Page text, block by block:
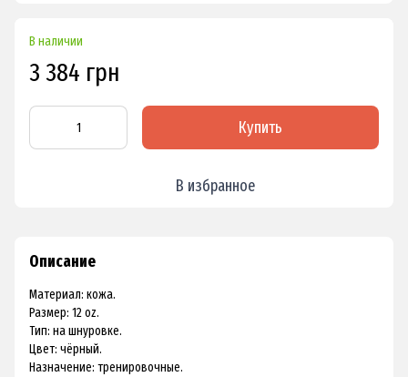
В наличии
3 384 грн
Купить
В избранное
Описание
Материал: кожа.
Размер: 12 oz.
Тип: на шнуровке.
Цвет: чёрный.
Назначение: тренировочные.